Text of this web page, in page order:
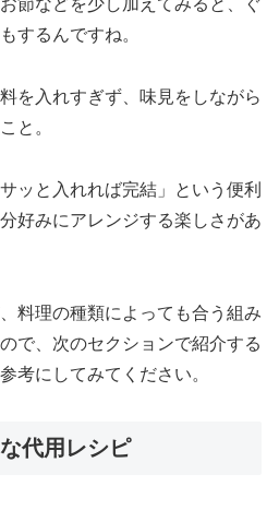
節などを少し加えてみると、ぐ
するんですね。
を入れすぎず、味見をしながら
と。
ッと入れれば完結」という便利
好みにアレンジする楽しさがあ
料理の種類によっても合う組み
で、次のセクションで紹介する
考にしてみてください。
代用レシピ